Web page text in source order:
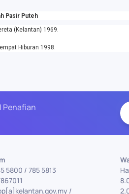
Pasir Puteh
(Kelantan) 1969.
Hiburan 1998.
Penafian
5800 / 785 5813
/